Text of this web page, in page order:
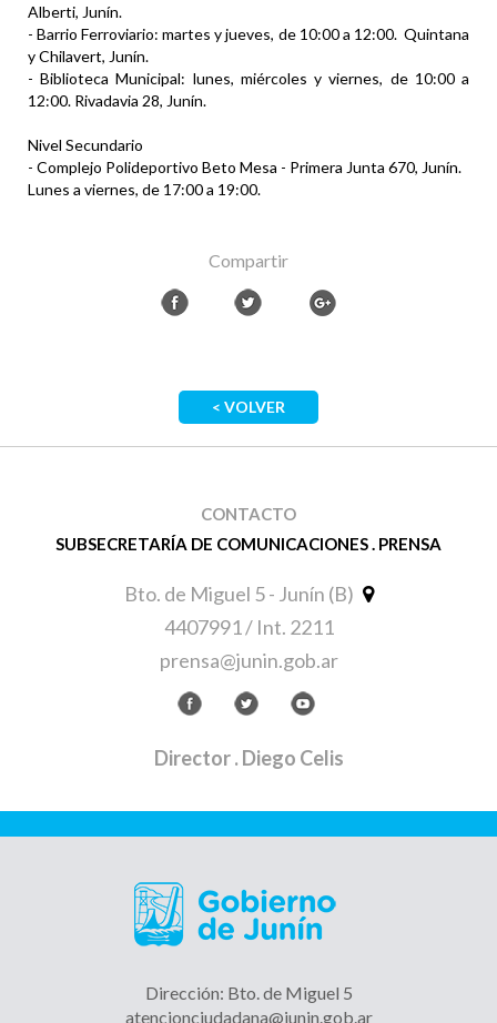
Alberti, Junín.
- Barrio Ferroviario: martes y jueves, de 10:00 a 12:00. Quintana
y Chilavert, Junín.
- Biblioteca Municipal: lunes, miércoles y viernes, de 10:00 a
12:00. Rivadavia 28, Junín.
Nivel Secundario
- Complejo Polideportivo Beto Mesa - Primera Junta 670, Junín.
Lunes a viernes, de 17:00 a 19:00.
Compartir
< VOLVER
CONTACTO
SUBSECRETARÍA DE COMUNICACIONES . PRENSA
Bto. de Miguel 5 - Junín (B)
4407991 / Int. 2211
prensa@junin.gob.ar
Director. Diego Celis
Dirección: Bto. de Miguel 5
atencionciudadana@junin.gob.ar